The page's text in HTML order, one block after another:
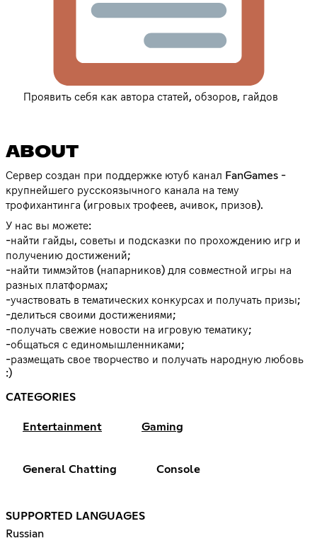
Проявить себя как автора статей, обзоров, гайдов
ABOUT
Сервер создан при поддержке ютуб канал FanGames -
крупнейшего русскоязычного канала на тему
трофихантинга (игровых трофеев, ачивок, призов).
У нас вы можете:
-найти гайды, советы и подсказки по прохождению игр и
получению достижений;
-найти тиммэйтов (напарников) для совместной игры на
разных платформах;
-участвовать в тематических конкурсах и получать призы;
-делиться своими достижениями;
-получать свежие новости на игровую тематику;
-общаться с единомышленниками;
-размещать свое творчество и получать народную любовь
:)
CATEGORIES
Entertainment Gaming
General Chatting Console
SUPPORTED LANGUAGES
Russian